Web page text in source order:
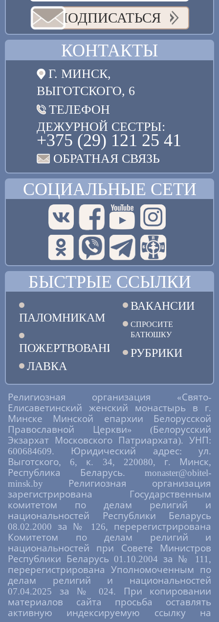
ПОДПИСАТЬСЯ
КОНТАКТЫ
Г. МИНСК,
ВЫГОТСКОГО, 6
ТЕЛЕФОН
ДЕЖУРНОЙ СЕСТРЫ:
+375 (29) 121 25 41
ОБРАТНАЯ СВЯЗЬ
СОЦИАЛЬНЫЕ СЕТИ
БЫСТРЫЕ ССЫЛКИ
ПАЛОМНИКАМ
ПОЖЕРТВОВАНИЯ
ЛАВКА
ВАКАНСИИ
СПРОСИТЕ
БАТЮШКУ
РУБРИКИ
Религиозная организация «Свято-
Елисаветинский женский монастырь в г.
Минске Минской епархии Белорусской
Православной Церкви» (Белорусский
Экзархат Московского Патриархата). УНП:
600684609. Юридический адрес: ул.
Выготского, 6, к. 34, 220080, г. Минск,
Республика Беларусь. monaster@obitel-
minsk.by Религиозная организация
зарегистрирована Государственным
комитетом по делам религий и
национальностей Республики Беларусь
08.02.2000 за № 126, перерегистрирована
Комитетом по делам религий и
национальностей при Совете Министров
Республики Беларусь 01.10.2004 за № 111,
перерегистрирована Уполномоченным по
делам религий и национальностей
07.04.2025 за № 024. При копировании
материалов сайта просьба оставлять
активную индексируемую ссылку на